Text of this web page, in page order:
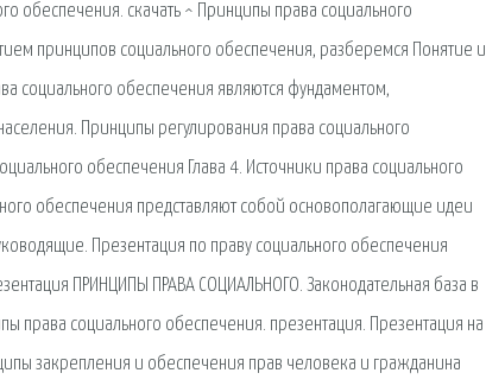
обеспечения. скачать ^ Принципы права социального
принципов социального обеспечения, разберемся Понятие и
социального обеспечения являются фундаментом,
Принципы регулирования права социального
обеспечения Глава 4. Источники права социального
обеспечения представляют собой основополагающие идеи
Презентация по праву социального обеспечения
ПРИНЦИПЫ ПРАВА СОЦИАЛЬНОГО. Законодательная база в
права социального обеспечения. презентация. Презентация на
закрепления и обеспечения прав человека и гражданина